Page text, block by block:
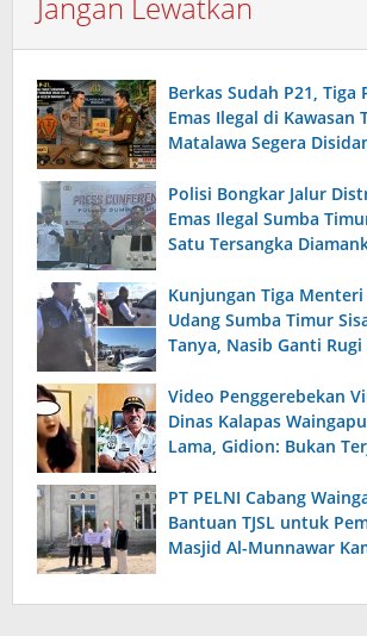
Jangan Lewatkan
Berkas Sudah P21, Tiga
Emas Ilegal di Kawasan
Matalawa Segera
Polisi Bongkar Jalur
Emas Ilegal Sumba
Satu Tersangka
Kunjungan Tiga Menteri
Udang Sumba Timur
Tanya, Nasib Ganti
Video Penggerebekan
Dinas Kalapas
Lama, Gidion: Bukan
PT PELNI Cabang
Bantuan TJSL untuk Pembangunan
Masjid Al-Munnawar